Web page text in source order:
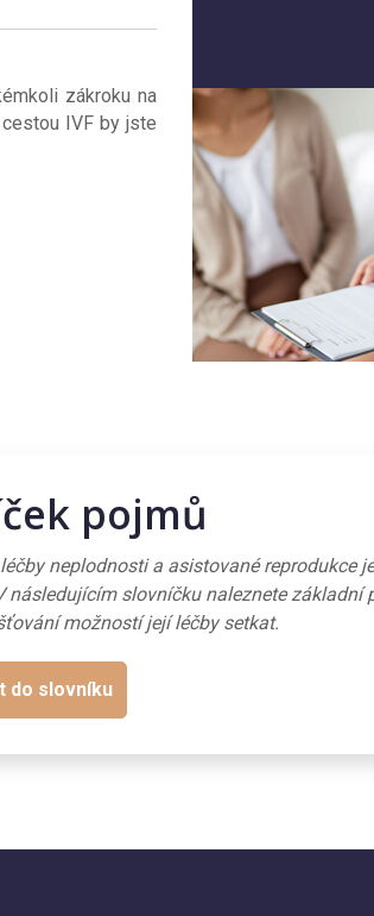
zákroku na
IVF by jste
pojmů
neplodnosti a asistované reprodukce
následujícím slovníčku naleznete základní
možností její léčby setkat.
do slovníku